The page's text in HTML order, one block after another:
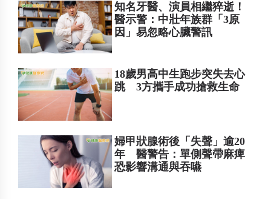
知名牙醫、演員相繼猝逝！
醫示警：中壯年族群「3原
因」易忽略心臟警訊
18歲男高中生跑步突失去心
跳 3方攜手成功搶救生命
婦甲狀腺術後「失聲」逾20
年 醫警告：單側聲帶麻痺
恐影響溝通與吞嚥